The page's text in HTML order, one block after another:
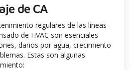
de CA
regulares de las líneas
de HVAC son esenciales
daños por agua, crecimiento
Estas son algunas